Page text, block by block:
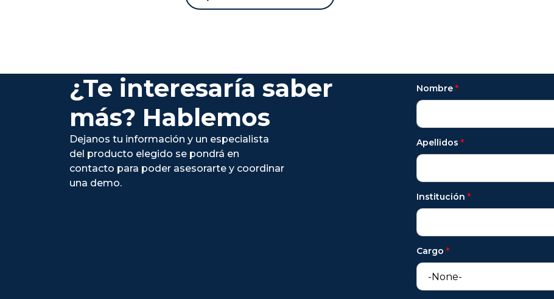
¿Te interesaría saber
más? Hablemos
Dejanos tu información y un especialista
del producto elegido se pondrá en
contacto para poder asesorarte y coordinar
una demo.
Nombre *
Apellidos *
Institución *
Cargo *